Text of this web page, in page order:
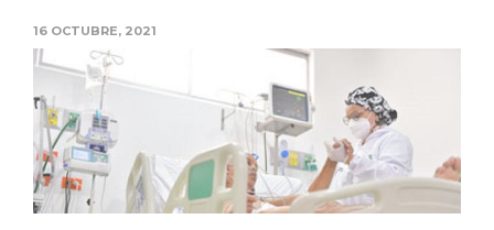
16 OCTUBRE, 2021